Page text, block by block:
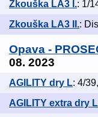
Zkouška LA3 I.: 1/
Zkouška LA3 II.:
Opava -
08. 2023
AGILITY dry L: 4/
AGILITY extra dry L